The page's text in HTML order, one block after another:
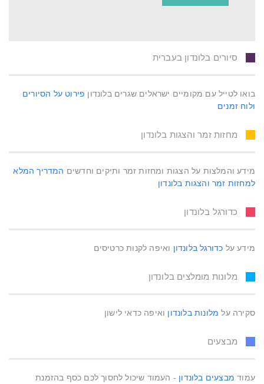
סיורים בלונדון בעברית
בואו לטייל עם מקומיים ישראלים שגרים בלונדון פירוט על הסיורים
ולוח זמנים
מחזות זמר והצגות בלונדון
מידע והמלצות על הצגות ומחזות זמר ותיקים וחדשים המדריך המלא
למחזות זמר והצגות בלונדון
כדורגל בלונדון
מידע על כדורגל בלונדון ואיפה לקנות כרטיסים
מלונות מומלצים בלונדון
סקירה על מלונות בלונדון ואיפה כדאי לישון
מבצעים
עמוד מבצעים בלונדון - העמוד שיכול לחסוך לכם כסף בהזמנת